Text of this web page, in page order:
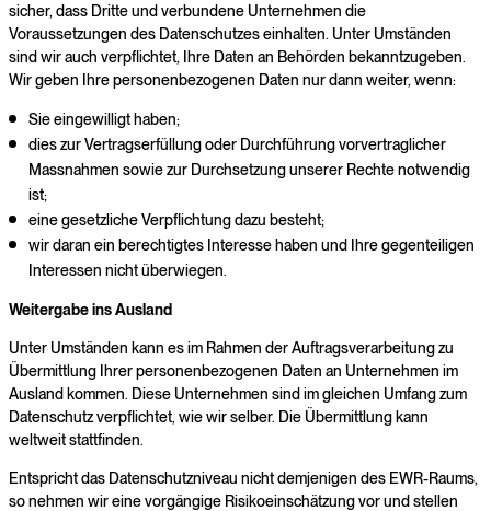
sicher, dass Dritte und verbundene Unternehmen die
Voraussetzungen des Datenschutzes einhalten. Unter Umständen
sind wir auch verpflichtet, Ihre Daten an Behörden bekanntzugeben.
Wir geben Ihre personenbezogenen Daten nur dann weiter, wenn:
Sie eingewilligt haben;
dies zur Vertragserfüllung oder Durchführung vorvertraglicher
Massnahmen sowie zur Durchsetzung unserer Rechte notwendig
ist;
eine gesetzliche Verpflichtung dazu besteht;
wir daran ein berechtigtes Interesse haben und Ihre gegenteiligen
Interessen nicht überwiegen.
Weitergabe ins Ausland
Unter Umständen kann es im Rahmen der Auftragsverarbeitung zu
Übermittlung Ihrer personenbezogenen Daten an Unternehmen im
Ausland kommen. Diese Unternehmen sind im gleichen Umfang zum
Datenschutz verpflichtet, wie wir selber. Die Übermittlung kann
weltweit stattfinden.
Entspricht das Datenschutzniveau nicht demjenigen des EWR-Raums,
so nehmen wir eine vorgängige Risikoeinschätzung vor und stellen